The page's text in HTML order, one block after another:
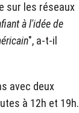
sur les réseaux
à l'idée de
", a-t-il
avec deux
à 12h et 19h.